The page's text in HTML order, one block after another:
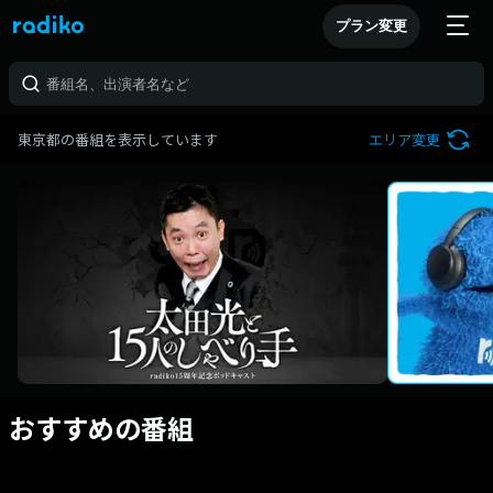
プラン変更
東京都の番組を表示しています エリア変更
おすすめの番組